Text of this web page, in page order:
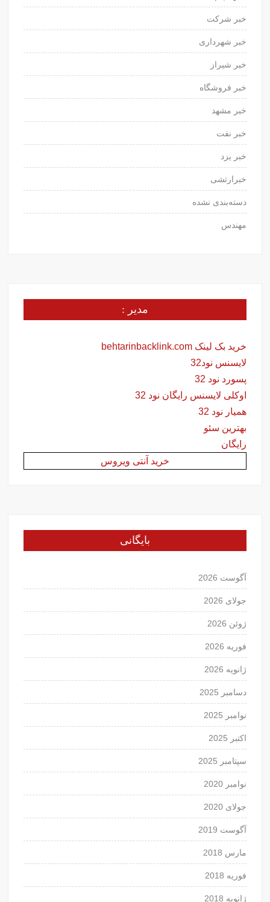
خبر شرکت
خبر شهرداری
خبر شیراز
خبر فروشگاه
خبر مشهد
خبر نفت
خبر یزد
خبرارتشی
دسته‌بندی نشده
مهندس
مدیر :
خرید بک لینک behtarinbacklink.com
لایسنس نود32
پسورد نود 32
اوکلی لایسنس رایگان نود 32
همیار نود 32
بهترین سئو
رایگان
خرید آنتی ویروس
بایگانی
آگوست 2026
جولای 2026
ژوئن 2026
فوریه 2026
ژانویه 2026
دسامبر 2025
نوامبر 2025
اکتبر 2025
سپتامبر 2025
نوامبر 2020
جولای 2020
آگوست 2019
مارس 2018
فوریه 2018
ژانویه 2018